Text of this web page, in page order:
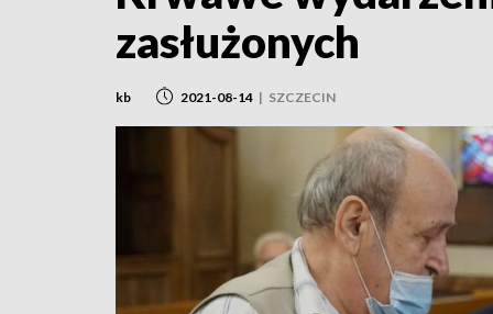
zasłużonych
kb 2021-08-14 | SZCZECIN